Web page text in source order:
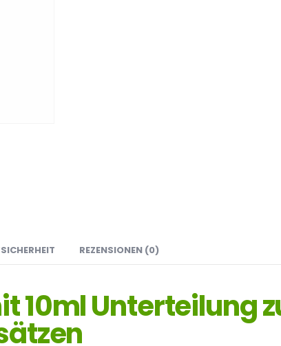
REZENSIONEN (0)
10ml Unterteilung